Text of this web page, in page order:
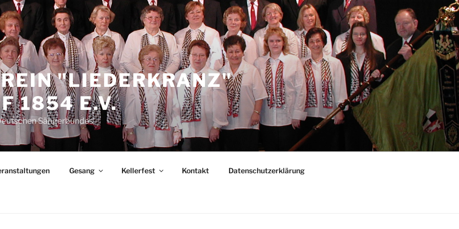
"LIEDERKRANZ"
1854 E.V.
Sängerbundes
Gesang Kellerfest Kontakt Datenschutzerklärung